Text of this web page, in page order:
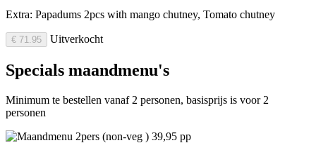
Extra: Papadums 2pcs with mango chutney, Tomato chutney
€ 71.95 Uitverkocht
Specials maandmenu's
Minimum te bestellen vanaf 2 personen, basisprijs is voor 2
personen